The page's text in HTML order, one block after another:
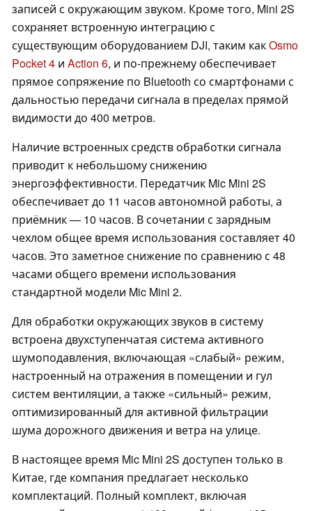
записей с окружающим звуком. Кроме того, Mini 2S
сохраняет встроенную интеграцию с
существующим оборудованием DJI, таким какOsmo
Pocket 4 и Action 6, и по-прежнему обеспечивает
прямое сопряжение по Bluetooth со смартфонами с
дальностью передачи сигнала в пределах прямой
видимости до 400 метров.
Наличие встроенных средств обработки сигнала
приводит к небольшому снижению
энергоэффективности. Передатчик Mic Mini 2S
обеспечивает до 11 часов автономной работы, а
приёмник — 10 часов. В сочетании с зарядным
чехлом общее время использования составляет 40
часов. Это заметное снижение по сравнению с 48
часами общего времени использования
стандартной модели Mic Mini 2.
Для обработки окружающих звуков в систему
встроена двухступенчатая система активного
шумоподавления, включающая «слабый» режим,
настроенный на отражения в помещении и гул
систем вентиляции, а также «сильный» режим,
оптимизированный для активной фильтрации
шума дорожного движения и ветра на улице.
В настоящее время Mic Mini 2S доступен только в
Китае, где компания предлагает несколько
комплектаций. Полный комплект, включая